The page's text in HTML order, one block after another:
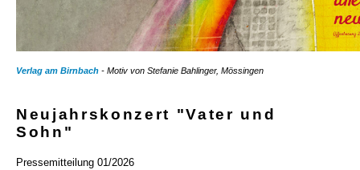
Verlag am Birnbach - Motiv von Stefanie Bahlinger, Mössingen
Neujahrskonzert "Vater und
Sohn"
Pressemitteilung 01/2026